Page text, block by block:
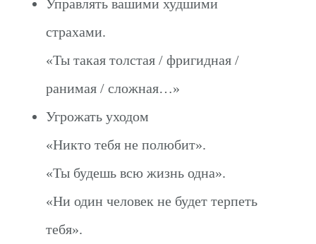
Управлять вашими худшими
страхами.
«Ты такая толстая / фригидная /
ранимая / сложная…»
Угрожать уходом
«Никто тебя не полюбит».
«Ты будешь всю жизнь одна».
«Ни один человек не будет терпеть
тебя».